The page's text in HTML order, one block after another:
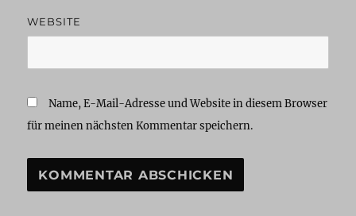
WEBSITE
Name, E-Mail-Adresse und Website in diesem Browser
für meinen nächsten Kommentar speichern.